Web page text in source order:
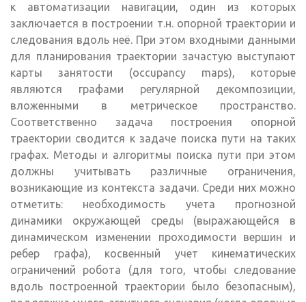
к автоматизации навигации, один из которых
заключается в построении т.н. опорной траектории и
следования вдоль неё. При этом входными данными
для планирования траектории зачастую выступают
карты занятости (occupancy maps), которые
являются графами регулярной декомпозиции,
вложенными в метрическое пространство.
Соответственно задача построения опорной
траектории сводится к задаче поиска пути на таких
графах. Методы и алгоритмы поиска пути при этом
должны учитывать различные ограничения,
возникающие из контекста задачи. Среди них можно
отметить: необходимость учета прогнозной
динамики окружающей среды (выражающейся в
динамическом изменении проходимости вершин и
ребер графа), косвенный учет кинематических
ограничений робота (для того, чтобы следование
вдоль построенной траектории было безопасным),